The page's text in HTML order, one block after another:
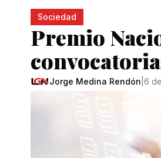
Sociedad
Premio
Jorge Medina Rendón 6